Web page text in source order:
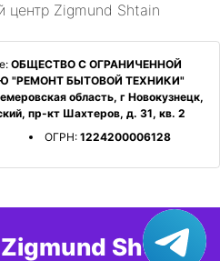
Zigmund Shtain
ОБЩЕСТВО С ОГРАНИЧЕННОЙ
"РЕМОНТ БЫТОВОЙ ТЕХНИКИ"
область, г Новокузнецк,
пр-кт Шахтеров, д. 31, кв. 2
ОГРН: 1224200006128
Shtain